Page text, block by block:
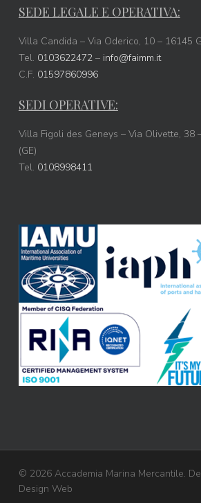
SEDE LEGALE E OPERATIVA:
Villa Candida – Via Oderico, 10 – 16145
Tel. 0103622472– info@faimm.it
C.F. 01597860996
SEDI OPERATIVE:
Villa Figoli des Geneys – Via Olivette, 38
(GE)
Tel. 0108998411
© 2026 Accademia Marina Mercantile.
Design Web